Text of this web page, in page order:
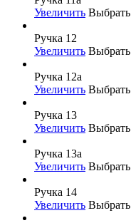
Увеличить Выбрать
Ручка 12
Увеличить Выбрать
Ручка 12а
Увеличить Выбрать
Ручка 13
Увеличить Выбрать
Ручка 13а
Увеличить Выбрать
Ручка 14
Увеличить Выбрать